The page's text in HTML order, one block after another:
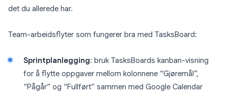
det du allerede har.
Team-arbeidsflyter som fungerer bra med TasksBoard:
Sprintplanlegging: bruk TasksBoards kanban-visning
for å flytte oppgaver mellom kolonnene “Gjøremål”,
“Pågår” og “Fullført” sammen med Google Calendar